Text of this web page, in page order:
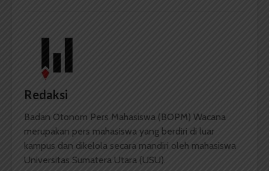
Redaksi
Badan Otonom Pers Mahasiswa (BOPM) Wacana
merupakan pers mahasiswa yang berdiri di luar
kampus dan dikelola secara mandiri oleh mahasiswa
Universitas Sumatera Utara (USU).